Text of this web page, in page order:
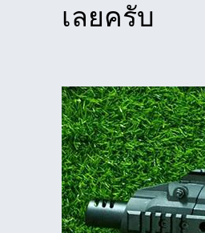
เลยครับ